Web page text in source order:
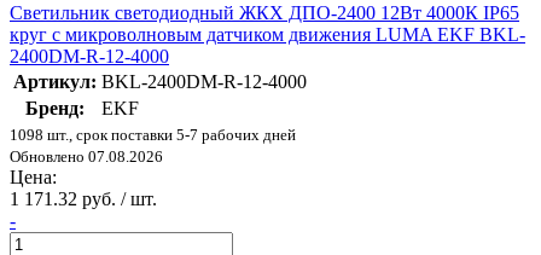
Светильник светодиодный ЖКХ ДПО-2400 12Вт 4000К IP65
круг с микроволновым датчиком движения LUMA EKF BKL-
2400DM-R-12-4000
Артикул: BKL-2400DM-R-12-4000
Бренд:
EKF
1098 шт., срок поставки 5-7 рабочих дней
Обновлено 07.08.2026
Цена:
1 171.32 руб. / шт.
-